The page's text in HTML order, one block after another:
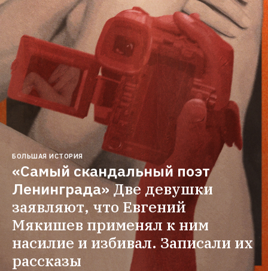
БОЛЬШАЯ ИСТОРИЯ
«Самый скандальный поэт
Ленинграда»Две девушки
заявляют, что Евгений
Мякишев применял к ним
насилие и избивал. Записали их
рассказы